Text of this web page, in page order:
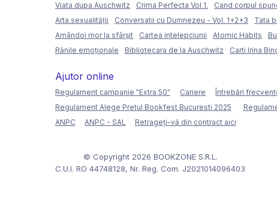
Viata dupa Auschwitz Crima Perfecta Vol 1. Cand corpul
Arta sexualității
Conversatii cu Dumnezeu - Vol. 1+2+3 Tata
Amândoi mor la sfârșit
Cartea intelepciunii Atomic Habits
Rănile emoționale
Bibliotecara de la Auschwitz Carti Irina
Ajutor online
Regulament campanie "Extra 50" Cariere Întrebări
Regulament Alege Pretul Bookfest Bucuresti 2025
ANPC
ANPC - SAL Retrageți-vă din contract aici
© Copyright 2026 BOOKZONE S.R.L.
C.U.I. RO 44748128, Nr. Reg. Com. J2021014096403